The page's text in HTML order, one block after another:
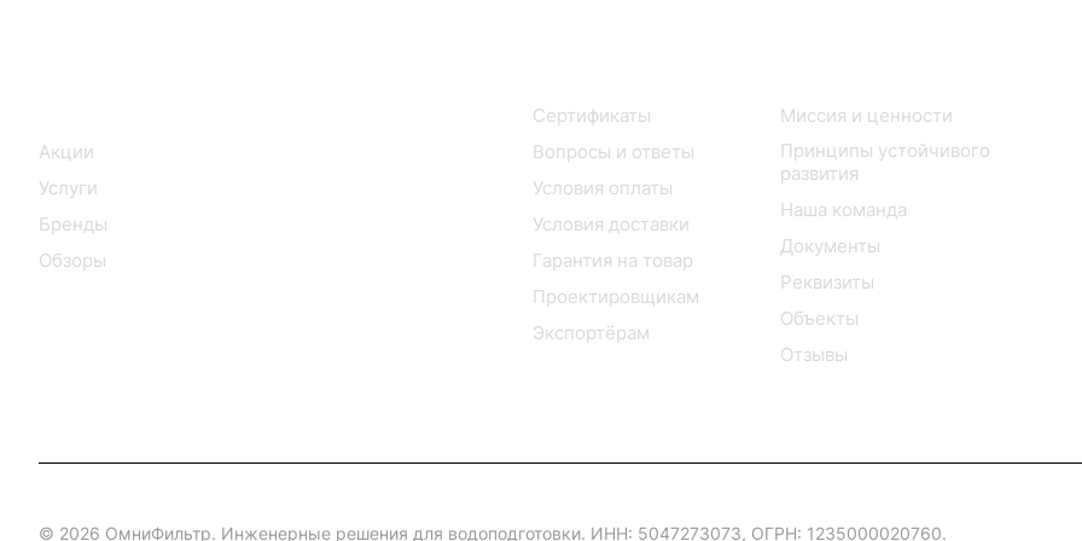
Акции
Услуги
Бренды
Обзоры
Сертификаты
Вопросы и ответы
Условия оплаты
Условия доставки
Гарантия на товар
Проектировщикам
Экспортёрам
Миссия и ценности
Принципы устойчивого
развития
Наша команда
Документы
Реквизиты
Объекты
Отзывы
© 2026 ОмниФильтр. Инженерные решения для водоподготовки. ИНН: 5047273073, ОГРН: 1235000020760.